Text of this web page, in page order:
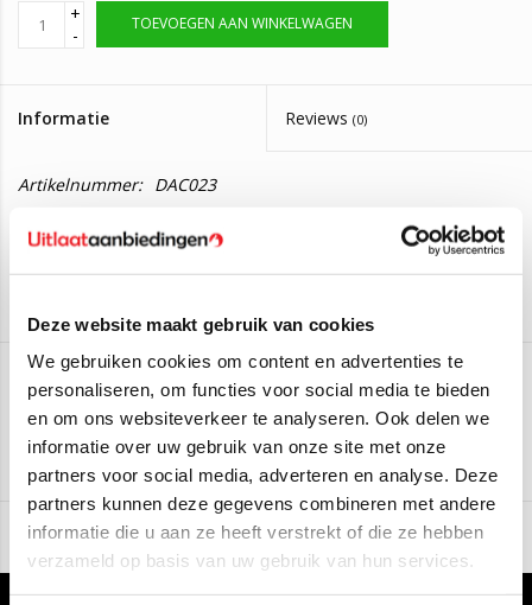
Deze website maakt gebruik van cookies
We gebruiken cookies om content en advertenties te
personaliseren, om functies voor social media te bieden
en om ons websiteverkeer te analyseren. Ook delen we
informatie over uw gebruik van onze site met onze
partners voor social media, adverteren en analyse. Deze
partners kunnen deze gegevens combineren met andere
informatie die u aan ze heeft verstrekt of die ze hebben
verzameld op basis van uw gebruik van hun services.
+
-
TOEVOEGEN AAN WINKELWAGEN
Informatie Reviews (0)
Artikelnummer: DAC023
Levertijd:
verzonden
Deze einddemper is geschikt voor de volgende auto's:
Dacia Duster 1.6 SUV(77kW/105PK) (Van 2010 t/m 2018)
Dacia Duster 1.5 dCi SUV(66kW/90PK) (Van 2010 t/m 2018)
Heeft u verder nog vragen? Neem gerust contact met ons op:
Aan verlanglijst toevoegen/Toevoegen om te vergelijken /Afdrukken